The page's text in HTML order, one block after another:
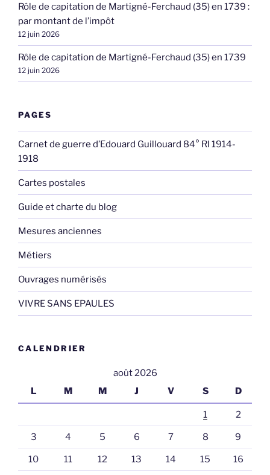
Rôle de capitation de Martigné-Ferchaud (35) en 1739 :
par montant de l’impôt
12 juin 2026
Rôle de capitation de Martigné-Ferchaud (35) en 1739
12 juin 2026
PAGES
Carnet de guerre d’Edouard Guillouard 84° RI 1914-
1918
Cartes postales
Guide et charte du blog
Mesures anciennes
Métiers
Ouvrages numérisés
VIVRE SANS EPAULES
CALENDRIER
août 2026
L
M M J V S D
1 2
3 4 5 6 7 8 9
10 11 12 13 14 15 16